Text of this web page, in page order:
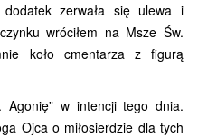
zerwała się ulewa i
wróciłem na Msze Św.
koło cmentarza z figurą
w intencji tego dnia.
Ojca o miłosierdzie dla tych